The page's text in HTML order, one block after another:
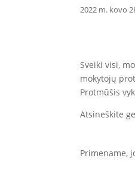
2022 m. kovo
Sveiki visi,
mokytojų
Protmūšis
Atsineškite
Primename,